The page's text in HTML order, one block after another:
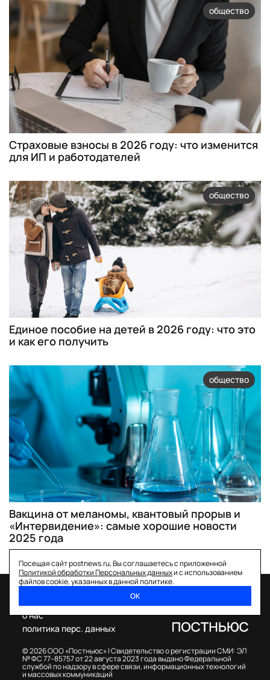
общество
Страховые взносы в 2026 году: что изменится
для ИП и работодателей
общество
Единое пособие на детей в 2026 году: что это
и как его получить
общество
Вакцина от меланомы, квантовый прорыв и
«Интервидение»: самые хорошие новости
2025 года
Посещая сайт postnews.ru, Вы соглашаетесь с приложенной
Политикой обработки Персональных данныхи с использованием
файлов cookie, указанных в данной политике.
ОК
© 2026 ООО «Постньюс» |Свидетельство о регистрации СМИ: ЭЛ
№ ФС 77–85757 от 22 августа 2023 года выдано Федеральной
службой по надзору в сфере связи, информационных технологий
и массовых коммуникаций
о нас
политика перс. данных